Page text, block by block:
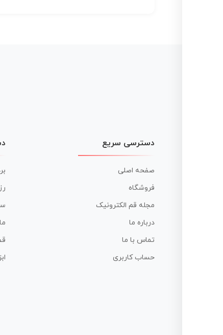
دسترسی سریع
صفحه اصلی
فروشگاه
مجله قم الکترونیک
درباره ما
تماس با ما
حساب کاربری